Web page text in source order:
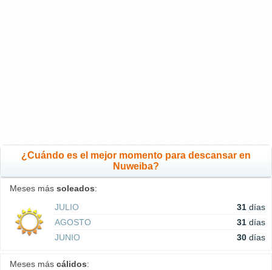
¿Cuándo es el mejor momento para descansar en
Nuweiba?
Meses más soleados:
JULIO
31 días
AGOSTO
31 días
JUNIO
30 días
Meses más cálidos: